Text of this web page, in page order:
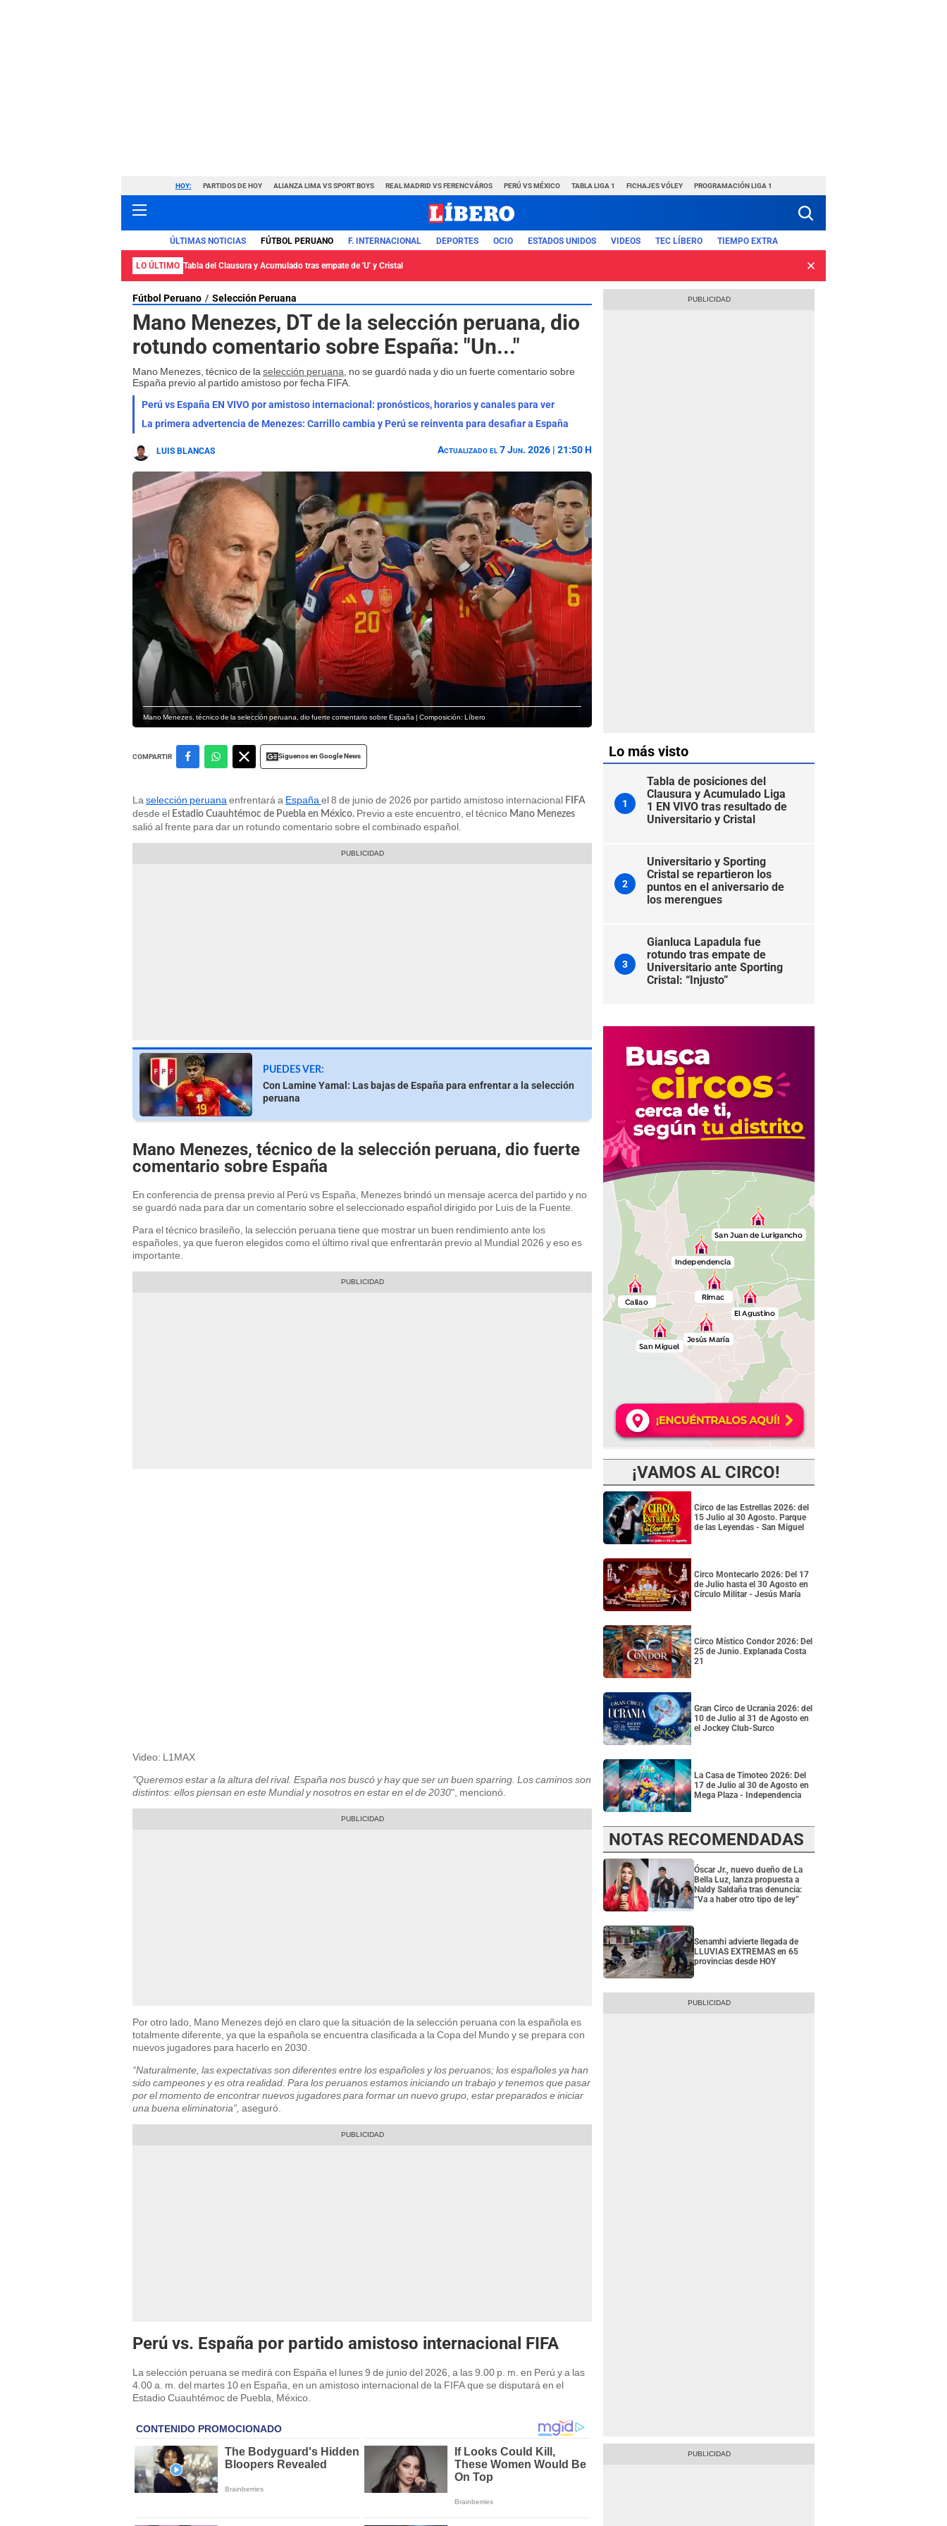
HOY: PARTIDOS DE HOY ALIANZA LIMA VS SPORT BOYS REAL MADRID VS FERENCVÁROS PERÚ VS MÉXICO TABLA LIGA 1 FICHAJES VÓLEY PROGRAMACIÓN LIGA 1
ÚLTIMAS NOTICIAS FÚTBOL PERUANO F. INTERNACIONAL DEPORTES OCIO ESTADOS UNIDOS VIDEOS TEC LÍBERO TIEMPO EXTRA
LO ÚLTIMO Tabla del Clausura y Acumulado tras empate de 'U' y Cristal
Fútbol Peruano Selección Peruana
Mano Menezes, DT de la selección peruana, dio
rotundo comentario sobre España: "Un..."
Mano Menezes, técnico de la selección peruana , no se guardó nada y dio un fuerte comentario sobre
España previo al partido amistoso por fecha FIFA.
Perú vs España EN VIVO por amistoso internacional: pronósticos, horarios y canales para ver
La primera advertencia de Menezes: Carrillo cambia y Perú se reinventa para desafiar a España
LUIS BLANCAS Actualizado el 7 Jun. 2026 | 21:50 H
Mano Menezes, técnico de la selección peruana, dio fuerte comentario sobre España | Composición: Líbero
COMPARTIR Siguenos en Google News
La selección peruana enfrentará a España el 8 de junio de 2026 por partido amistoso internacional FIFA
desde el Estadio Cuauhtémoc de Puebla en México. Previo a este encuentro, el técnico Mano Menezes
salió al frente para dar un rotundo comentario sobre el combinado español.
PUEDES VER:
Con Lamine Yamal: Las bajas de España para enfrentar a la selección
peruana
Mano Menezes, técnico de la selección peruana, dio fuerte
comentario sobre España
En conferencia de prensa previo al Perú vs España, Menezes brindó un mensaje acerca del partido y no
se guardó nada para dar un comentario sobre el seleccionado español dirigido por Luis de la Fuente.
Para el técnico brasileño, la selección peruana tiene que mostrar un buen rendimiento ante los
españoles, ya que fueron elegidos como el último rival que enfrentarán previo al Mundial 2026 y eso es
importante.
Video: L1MAX
"Queremos estar a la altura del rival. España nos buscó y hay que ser un buen sparring. Los caminos son
distintos: ellos piensan en este Mundial y nosotros en estar en el de 2030", mencionó.
Por otro lado, Mano Menezes dejó en claro que la situación de la selección peruana con la española es
totalmente diferente, ya que la española se encuentra clasificada a la Copa del Mundo y se prepara con
nuevos jugadores para hacerlo en 2030.
“Naturalmente, las expectativas son diferentes entre los españoles y los peruanos; los españoles ya han
sido campeones y es otra realidad. Para los peruanos estamos iniciando un trabajo y tenemos que pasar
por el momento de encontrar nuevos jugadores para formar un nuevo grupo, estar preparados e iniciar
una buena eliminatoria”, aseguró.
Perú vs. España por partido amistoso internacional FIFA
La selección peruana se medirá con España el lunes 9 de junio del 2026, a las 9.00 p. m. en Perú y a las
4.00 a. m. del martes 10 en España, en un amistoso internacional de la FIFA que se disputará en el
Estadio Cuauhtémoc de Puebla, México.
Lo más visto
1
Tabla de posiciones del
Clausura y Acumulado Liga
1 EN VIVO tras resultado de
Universitario y Cristal
2
Universitario y Sporting
Cristal se repartieron los
puntos en el aniversario de
los merengues
3
Gianluca Lapadula fue
rotundo tras empate de
Universitario ante Sporting
Cristal: “Injusto”
¡VAMOS AL CIRCO!
Circo de las Estrellas 2026: del
15 Julio al 30 Agosto. Parque
de las Leyendas - San Miguel
Circo Montecarlo 2026: Del 17
de Julio hasta el 30 Agosto en
Círculo Militar - Jesús María
Circo Místico Condor 2026: Del
25 de Junio. Explanada Costa
21
Gran Circo de Ucrania 2026: del
10 de Julio al 31 de Agosto en
el Jockey Club-Surco
La Casa de Timoteo 2026: Del
17 de Julio al 30 de Agosto en
Mega Plaza - Independencia
NOTAS RECOMENDADAS
Óscar Jr., nuevo dueño de La
Bella Luz, lanza propuesta a
Naldy Saldaña tras denuncia:
“Va a haber otro tipo de ley”
Senamhi advierte llegada de
LLUVIAS EXTREMAS en 65
provincias desde HOY